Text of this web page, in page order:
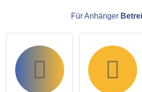
Für Anhänger